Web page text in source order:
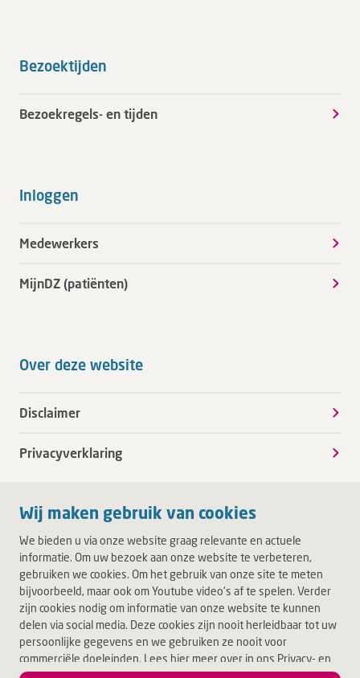
Wij maken gebruik van cookies
We bieden u via onze website graag relevante en actuele
informatie. Om uw bezoek aan onze website te verbeteren,
gebruiken we cookies. Om het gebruik van onze site te meten
bijvoorbeeld, maar ook om Youtube video's af te spelen. Verder
zijn cookies nodig om informatie van onze website te kunnen
delen via social media. Deze cookies zijn nooit herleidbaar tot uw
persoonlijke gegevens en we gebruiken ze nooit voor
commerciële doeleinden. Lees hier meer over in ons Privacy- en
Cookiebeleid. Door op Akkoord te klikken, accepteert u alle
Bezoektijden
Bezoekregels- en tijden
Inloggen
Medewerkers
MijnDZ (patiënten)
Over deze website
Disclaimer
Privacyverklaring